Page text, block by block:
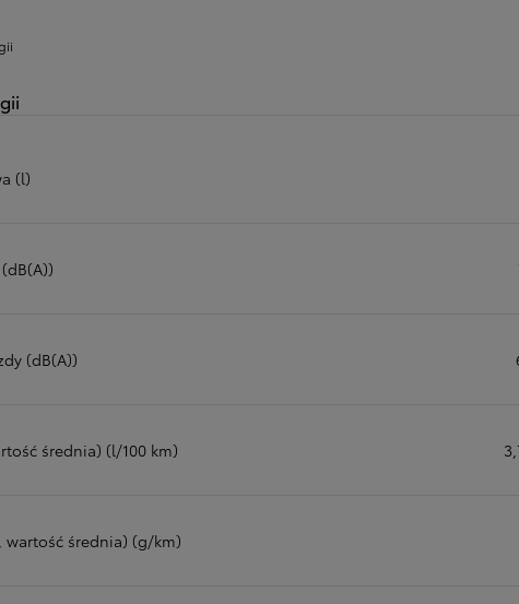
(l)
(dB(A))
średnia) (l/100 km)
wartość średnia) (g/km)